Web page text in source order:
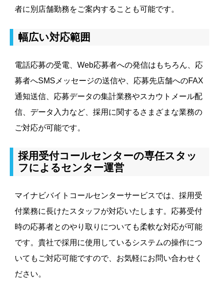
者に別店舗勤務をご案内することも可能です。
幅広い対応範囲
電話応募の受電、Web応募者への発信はもちろん、応
募者へSMSメッセージの送信や、応募先店舗へのFAX
通知送信、応募データの集計業務やスカウトメール配
信、データ入力など、採用に関するさまざまな業務の
ご対応が可能です。
採用受付コールセンターの専任スタッ
フによるセンター運営
マイナビバイトコールセンターサービスでは、採用受
付業務に長けたスタッフが対応いたします。応募受付
時の応募者とのやり取りについても柔軟な対応が可能
です。貴社で採用に使用しているシステムの操作につ
いてもご対応可能ですので、お気軽にお問い合わせく
ださい。